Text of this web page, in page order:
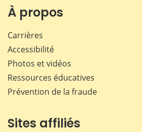
À propos
Carrières
Accessibilité
Photos et vidéos
Ressources éducatives
Prévention de la fraude
Sites affiliés